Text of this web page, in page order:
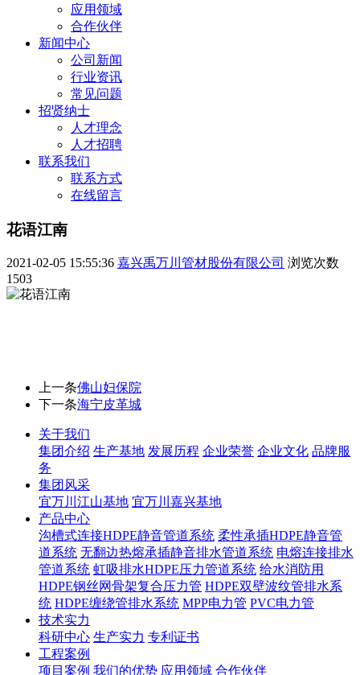
应用领域
合作伙伴
新闻中心
公司新闻
行业资讯
常见问题
招贤纳士
人才理念
人才招聘
联系我们
联系方式
在线留言
花语江南
2021-02-05 15:55:36 嘉兴禹万川管材股份有限公司 浏览次数
1503
上一条佛山妇保院
下一条海宁皮革城
关于我们
集团介绍 生产基地 发展历程 企业荣誉 企业文化 品牌服
务
集团风采
宜万川江山基地 宜万川嘉兴基地
产品中心
沟槽式连接HDPE静音管道系统 柔性承插HDPE静音管
道系统 无翻边热熔承插静音排水管道系统 电熔连接排水
管道系统 虹吸排水HDPE压力管道系统 给水消防用
HDPE钢丝网骨架复合压力管 HDPE双壁波纹管排水系
统 HDPE缠绕管排水系统 MPP电力管 PVC电力管
技术实力
科研中心 生产实力 专利证书
工程案例
项目案例 我们的优势 应用领域 合作伙伴